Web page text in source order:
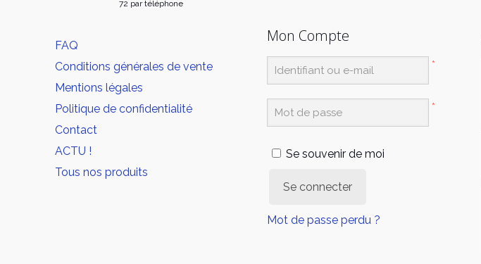
72 par téléphone
FAQ
Conditions générales de vente
Mentions légales
Politique de confidentialité
Contact
ACTU !
Tous nos produits
Mon Compte
*
*
Se souvenir de moi
Se connecter
Mot de passe perdu ?